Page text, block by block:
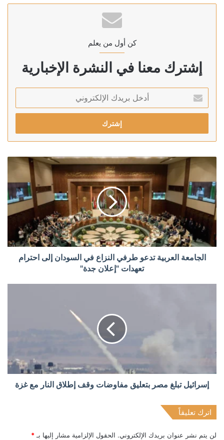
كن أول من يعلم
إشترك معنا في النشرة الإخبارية
بريدك
الإلكتروني
الجامعة العربية تدعو طرفي النزاع في السودان إلى احترام
تعهدات "إعلان جدة"
إسرائيل تبلغ مصر بتعليق مفاوضات وقف إطلاق النار مع غزة
اترك تعليقاً
لن يتم نشر عنوان بريدك الإلكتروني. الحقول الإلزامية مشار إليها بـ *